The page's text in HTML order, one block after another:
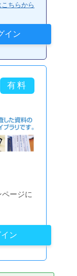
ちらから
ージに
ン